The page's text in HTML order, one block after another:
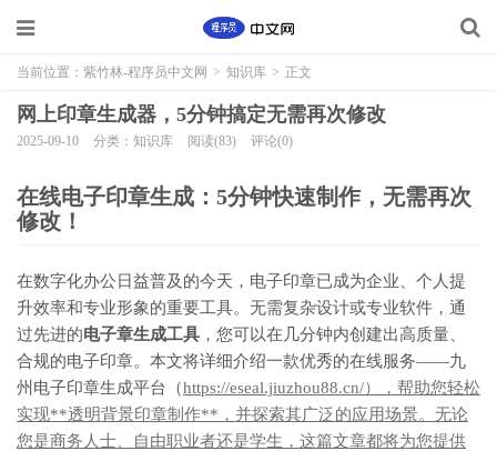
当前位置： 紫竹林-程序员中文网 > 知识库 > 正文
网上印章生成器，5分钟搞定无需再次修改
2025-09-10 分类：知识库 阅读(83) 评论(0)
在线电子印章生成：5分钟快速制作，无需再次
修改！
在数字化办公日益普及的今天，电子印章已成为企业、个人提
升效率和专业形象的重要工具。无需复杂设计或专业软件，通
过先进的电子章生成工具 ，您可以在几分钟内创建出高质量、
合规的电子印章。本文将详细介绍一款优秀的在线服务——九
州电子印章生成平台（https://eseal.jiuzhou88.cn/），帮助您轻松
实现**透明背景印章制作**，并探索其广泛的应用场景。无论
您是商务人士、自由职业者还是学生，这篇文章都将为您提供